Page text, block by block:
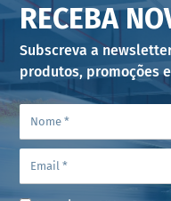
RECEBA
Subscreva a
produtos, promoções